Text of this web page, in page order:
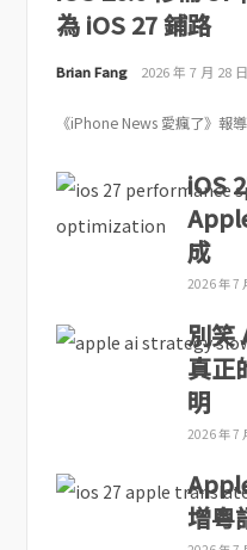
為 iOS 27 鋪路
Brian Fang 2026 年 7 月 28 日
《iPhone News 愛瘋了》報
iOS
成
2026 年 7
別笑
真正
明
2026 年 7
增粵